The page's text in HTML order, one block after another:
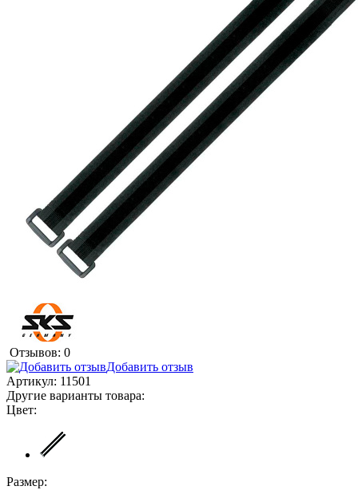
Отзывов: 0
Добавить отзыв
Артикул: 11501
Другие варианты товара:
Цвет:
Размер: